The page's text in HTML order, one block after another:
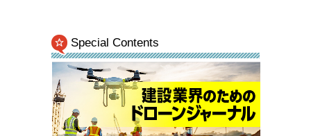
Special Contents